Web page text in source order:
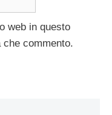
web in questo
commento.